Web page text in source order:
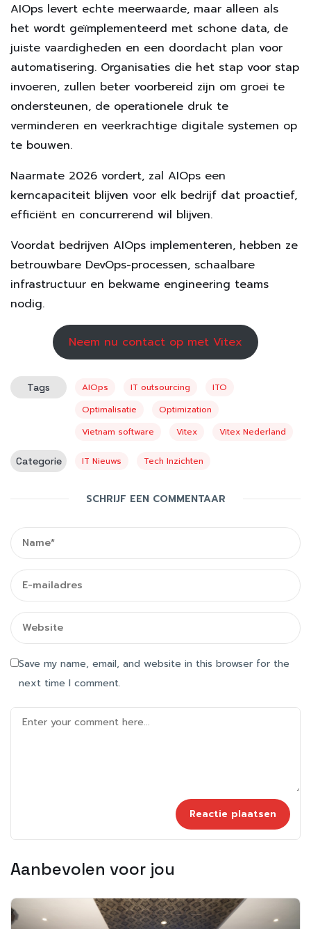
AIOps levert echte meerwaarde, maar alleen als
het wordt geïmplementeerd met schone data, de
juiste vaardigheden en een doordacht plan voor
automatisering. Organisaties die het stap voor stap
invoeren, zullen beter voorbereid zijn om groei te
ondersteunen, de operationele druk te
verminderen en veerkrachtige digitale systemen op
te bouwen.
Naarmate 2026 vordert, zal AIOps een
kerncapaciteit blijven voor elk bedrijf dat proactief,
efficiënt en concurrerend wil blijven.
Voordat bedrijven AIOps implementeren, hebben ze
betrouwbare DevOps-processen, schaalbare
infrastructuur en bekwame engineering teams
nodig.
Neem nu contact op met Vitex
Tags AIOps IT outsourcing
ITO
Optimalisatie
Optimization
Vietnam software
Vitex Vitex Nederland
Categorie IT Nieuws Tech Inzichten
SCHRIJF EEN COMMENTAAR
Save my name, email, and website in this browser for the
next time I comment.
Aanbevolen voor jou